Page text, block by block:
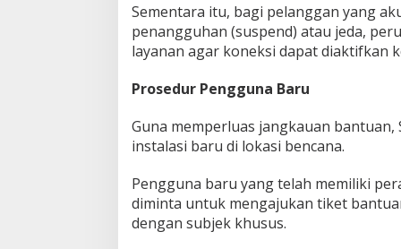
Sementara itu, bagi pelanggan yang
penangguhan (suspend) atau jeda,
layanan agar koneksi dapat diaktifkan
Prosedur Pengguna Baru
Guna memperluas jangkauan
instalasi baru di lokasi bencana.
Pengguna baru yang telah memiliki
diminta untuk mengajukan tiket
dengan subjek khusus.